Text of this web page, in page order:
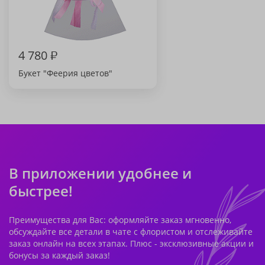
4 780₽
Букет "Феерия цветов"
В приложении удобнее и
быстрее!
Преимущества для Вас: оформляйте заказ мгновенно,
обсуждайте все детали в чате с флористом и отслеживайте
заказ онлайн на всех этапах. Плюс - эксклюзивные акции и
бонусы за каждый заказ!